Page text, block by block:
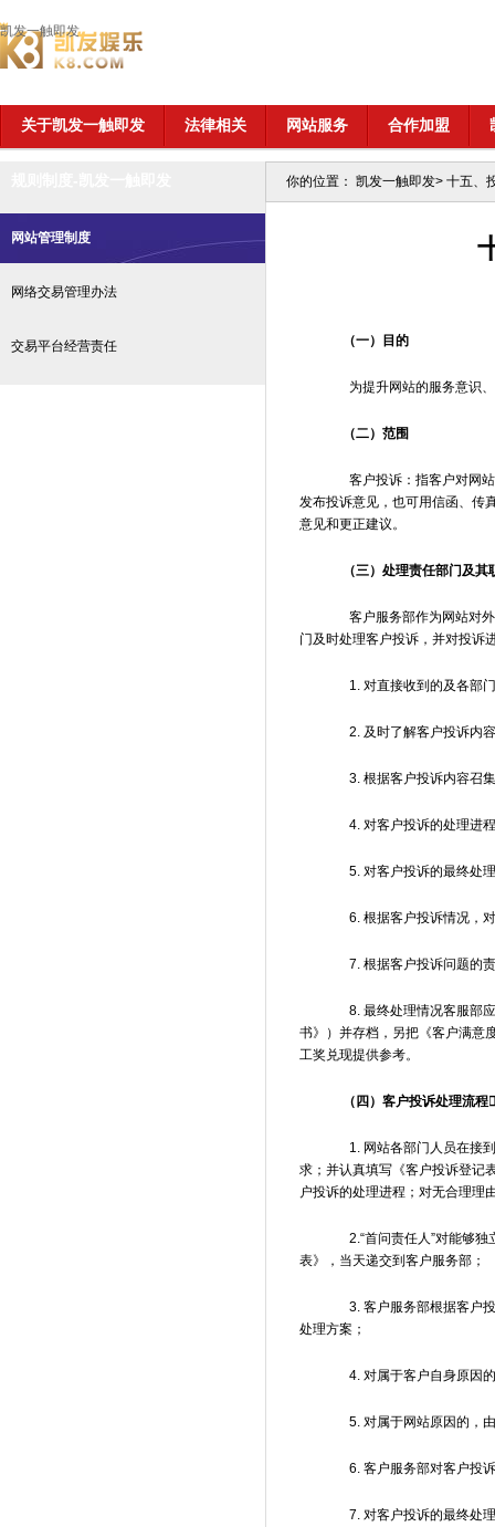
凯发一触即发
关于凯发一触即发 法律相关 网站服务 合作加盟
网站管理制度
网络交易管理办法
交易平台经营责任
你的位置： 凯发一触即发> 十五、
（一）目的
为提升网站的服务意识、
（二）范围
客户投诉：指客户对网站
发布投诉意见，也可用信函、传
意见和更正建议。
（三）处理责任部门及其
客户服务部作为网站对外
门及时处理客户投诉，并对投诉
1. 对直接收到的及各部门
2. 及时了解客户投诉内容
3. 根据客户投诉内容召集
4. 对客户投诉的处理进
5. 对客户投诉的最终处理
6. 根据客户投诉情况，对
7. 根据客户投诉问题的责
8. 最终处理情况客服部应
书》）并存档，另把《客户满意
工奖兑现提供参考。
（四）客户投诉处理流程
1. 网站各部门人员在接到
求；并认真填写《客户投诉登记
户投诉的处理进程；对无合理理
2.“首问责任人”对能够独
表》，当天递交到客户服务部；
3. 客户服务部根据客户投
处理方案；
4. 对属于客户自身原因的
5. 对属于网站原因的，由
6. 客户服务部对客户投诉
7. 对客户投诉的最终处理